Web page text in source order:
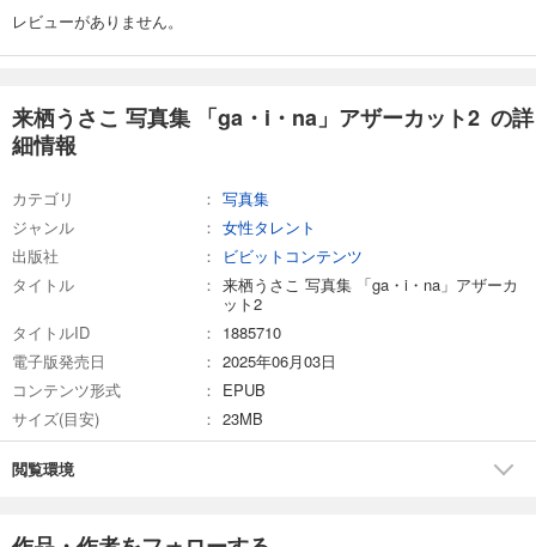
レビューがありません。
来栖うさこ 写真集 「ga・i・na」アザーカット2 の詳
細情報
カテゴリ
写真集
ジャンル
女性タレント
出版社
ビビットコンテンツ
タイトル
来栖うさこ 写真集 「ga・i・na」アザーカ
ット2
タイトルID
1885710
電子版発売日
2025年06月03日
コンテンツ形式
EPUB
サイズ(目安)
23MB
閲覧環境